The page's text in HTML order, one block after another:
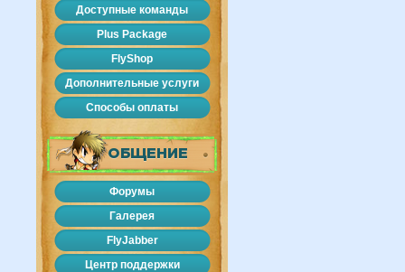
Доступные команды
Plus Package
FlyShop
Дополнительные услуги
Способы оплаты
ОБЩЕНИЕ
Форумы
Галерея
FlyJabber
Центр поддержки